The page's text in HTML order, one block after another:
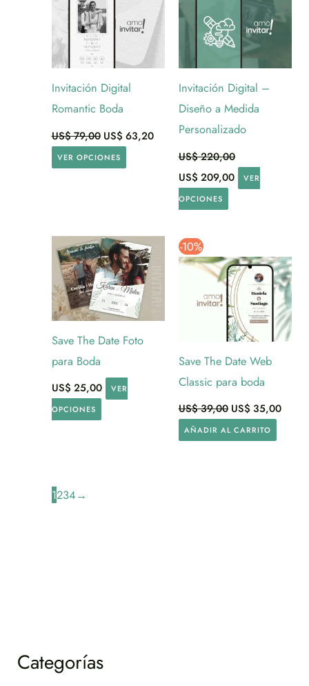
Categorías
Invitación Digital
Romantic Boda
US$79,00 US$ 63,20
VER OPCIONES
Invitación Digital –
Diseño a Medida
Personalizado
US$220,00
El
precio
original
era:
US$ 209,00El
precio
VER
OPCIONES
Save The Date Foto
para Boda
US$ 25,00
VER
OPCIONES
-10%
Save The Date Web
Classic para boda
US$39,00 El
precio
original
era:
US$ 35,00El
precio
AÑADIR AL CARRITO
1234→